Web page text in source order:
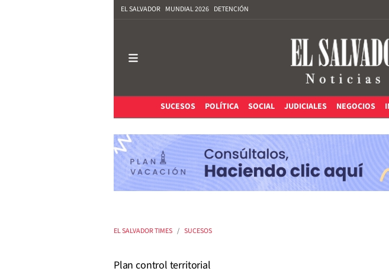
EL SALVADOR MUNDIAL 2026 DETENCIÓN
SUCESOS
POLÍTICA SOCIAL JUDICIALES NEGOCIOS
EL SALVADOR TIMES SUCESOS
Plan control territorial